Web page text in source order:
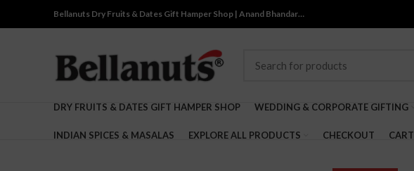
Bellanuts Dry Fruits & Dates Gift Hamper Shop | Anand Bhandar…
DRY FRUITS & DATES GIFT HAMPER SHOP WEDDING & CORPORATE GIFTING
INDIAN SPICES & MASALAS EXPLORE ALL PRODUCTS CHECKOUT CART